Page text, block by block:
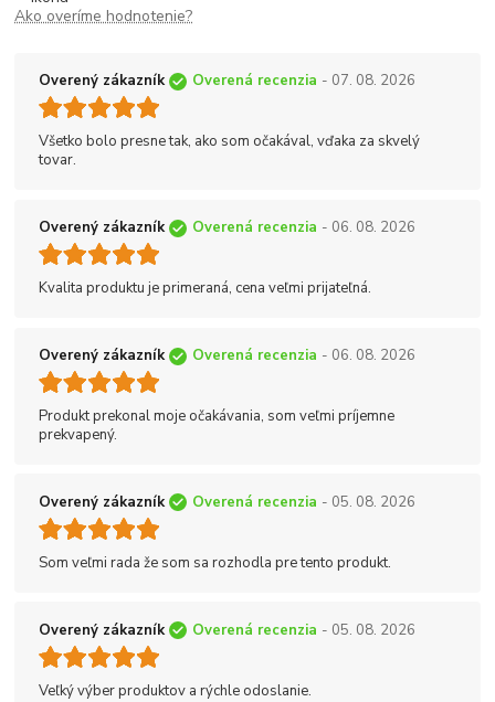
Ako overíme hodnotenie?
Overený zákazník Overená recenzia - 07. 08. 2026
Všetko bolo presne tak, ako som očakával, vďaka za skvelý
tovar.
Overený zákazník Overená recenzia - 06. 08. 2026
Kvalita produktu je primeraná, cena veľmi prijateľná.
Overený zákazník Overená recenzia - 06. 08. 2026
Produkt prekonal moje očakávania, som veľmi príjemne
prekvapený.
Overený zákazník Overená recenzia - 05. 08. 2026
Som veľmi rada že som sa rozhodla pre tento produkt.
Overený zákazník Overená recenzia - 05. 08. 2026
Veľký výber produktov a rýchle odoslanie.